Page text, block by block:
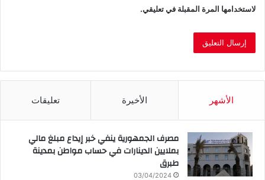
لاستخدامها المرة المقبلة في تعليقي.
الأشهر الأخيرة تعليقات
مصرف الجمهورية ينفي خبر إيداع مبلغ مالي
بملايين الدينارات في حساب مواطن بمدينة
طبرق
03/04/2024